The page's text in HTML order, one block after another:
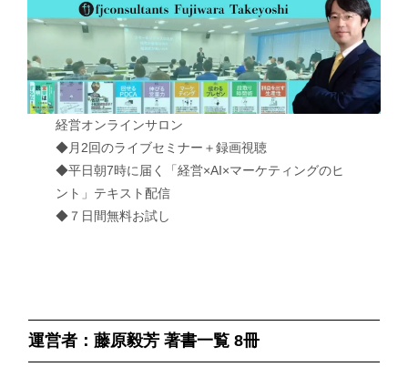
経営オンラインサロン
◆月2回のライブセミナー＋録画視聴
◆平日朝7時に届く「経営×AI×マーケティングのヒ
ント」テキスト配信
◆７日間無料お試し
運営者：藤原毅芳 著書一覧 8冊